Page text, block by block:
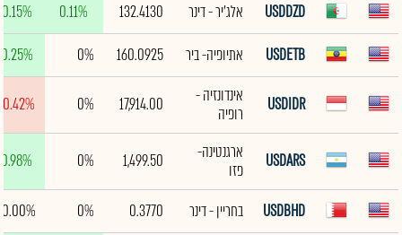
USDDZD
אלג'יר - דינר 132.4130
0.11%
0.15%
USDETB
אתיופיה- ביר 160.0925
0%
0.25%
USDIDR
אינדונזיה -
רופיה
17,914.00
0%
USDARS
ארגנטינה-
פזו
1,499.50
0%
0.98%
USDBHD בחריין - דינר 0.3770
0%
0.00%